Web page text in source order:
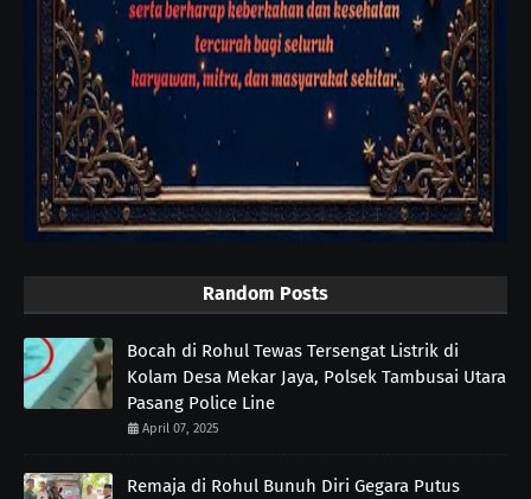
Random Posts
Bocah di Rohul Tewas Tersengat Listrik di
Kolam Desa Mekar Jaya, Polsek Tambusai Utara
Pasang Police Line
April 07, 2025
Remaja di Rohul Bunuh Diri Gegara Putus